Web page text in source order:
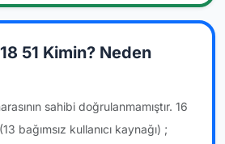
51 Kimin? Neden
sahibi doğrulanmamıştır. 16
(13 bağımsız kullanıcı kaynağı) ;